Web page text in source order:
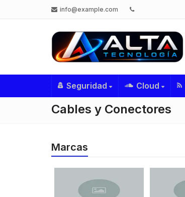
info@example.com
Seguridad Cloud
Cables y Conectores
Marcas